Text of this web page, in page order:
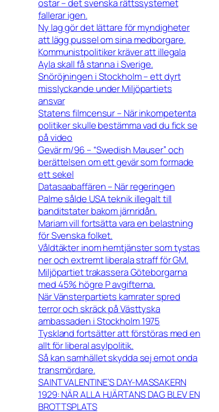
ostar – det svenska rättssystemet
fallerar igen.
Ny lag gör det lättare för myndigheter
att lägg pussel om sina medborgare.
Kommunistpolitiker kräver att illegala
Ayla skall få stanna i Sverige.
Snöröjningen i Stockholm – ett dyrt
misslyckande under Miljöpartiets
ansvar
Statens filmcensur – När inkompetenta
politiker skulle bestämma vad du fick se
på video
Gevär m/96 – “Swedish Mauser” och
berättelsen om ett gevär som formade
ett sekel
Datasaabaffären – När regeringen
Palme sålde USA teknik illegalt till
banditstater bakom järnridån.
Mariam vill fortsätta vara en belastning
för Svenska folket.
Våldtäkter inom hemtjänster som tystas
ner och extremt liberala straff för GM.
Miljöpartiet trakassera Göteborgarna
med 45% högre P avgifterna.
När Vänsterpartiets kamrater spred
terror och skräck på Västtyska
ambassaden i Stockholm 1975
Tyskland fortsätter att förstöras med en
allt för liberal asylpolitik.
Så kan samhället skydda sej emot onda
transmördare.
SAINT VALENTINE’S DAY-MASSAKERN
1929: NÄR ALLA HJÄRTANS DAG BLEV EN
BROTTSPLATS